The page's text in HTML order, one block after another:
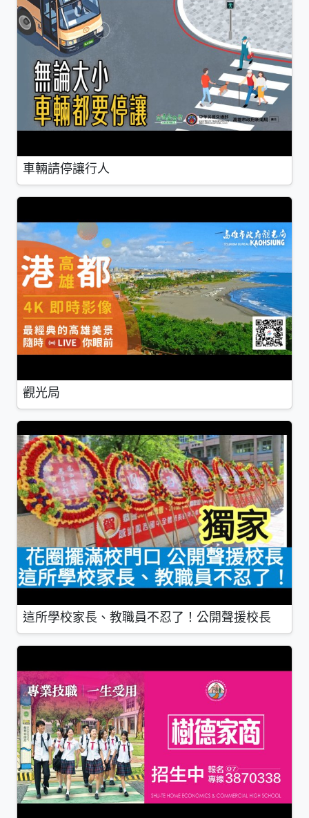
車輛請停讓行人
觀光局
這所學校家長、教職員不忍了！公開聲援校長